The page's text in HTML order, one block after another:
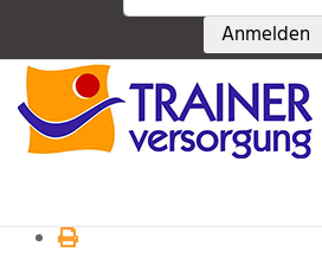
Type
Anmelden